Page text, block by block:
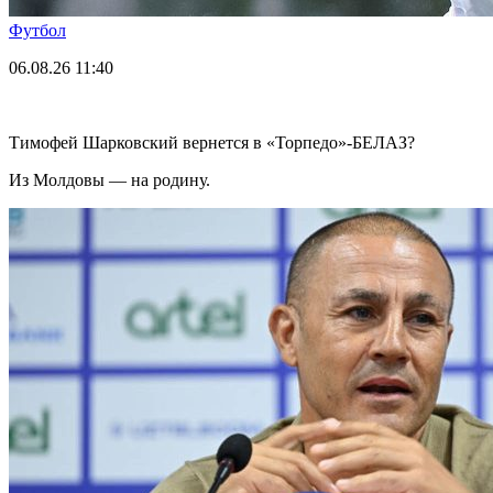
Футбол
06.08.26 11:40
Тимофей Шарковский вернется в «Торпедо»-БЕЛАЗ?
Из Молдовы — на родину.